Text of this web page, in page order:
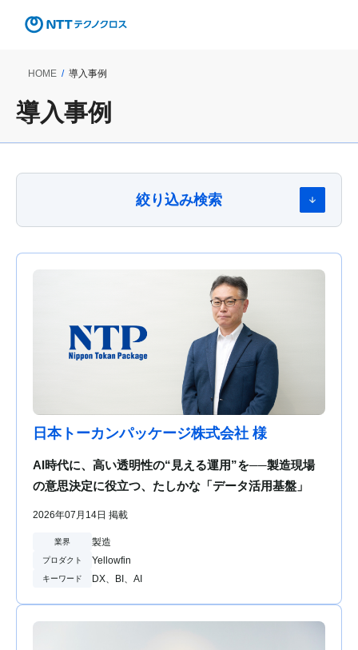
HOME 導入事例
導入事例
絞り込み検索
日本トーカンパッケージ株式会社 様
AI時代に、高い透明性の“見える運用”を──製造現場
の意思決定に役立つ、たしかな「データ活用基盤」
2026年07月14日 掲載
業界 製造
プロダクト Yellowfin
キーワード DX、BI、AI